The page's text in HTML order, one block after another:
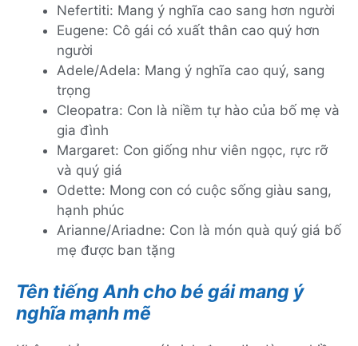
Nefertiti: Mang ý nghĩa cao sang hơn người
Eugene: Cô gái có xuất thân cao quý hơn
người
Adele/Adela: Mang ý nghĩa cao quý, sang
trọng
Cleopatra: Con là niềm tự hào của bố mẹ và
gia đình
Margaret: Con giống như viên ngọc, rực rỡ
và quý giá
Odette: Mong con có cuộc sống giàu sang,
hạnh phúc
Arianne/Ariadne: Con là món quà quý giá bố
mẹ được ban tặng
Tên tiếng Anh cho bé gái mang ý
nghĩa mạnh mẽ